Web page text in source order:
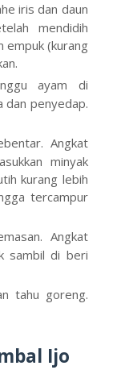
iris dan daun
mendidih
empuk (kurang
ayam di
dan penyedap.
Angkat
minyak
kurang lebih
tercampur
Angkat
sambil di beri
tahu goreng.
Ijo